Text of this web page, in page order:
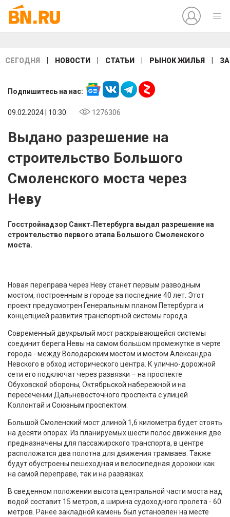
СЕГОДНЯ НОВОСТИ СТАТЬИ РЫНОК ЖИЛЬЯ
Подпишитесь на нас:
09.02.2024 | 10:30 1276306
Выдано разрешение на
строительство Большого
Смоленского моста через
Неву
Госстройнадзор Санкт‑Петербурга выдал разрешение на
строительство первого этапа Большого Смоленского
моста.
Новая переправа через Неву станет первым разводным
мостом, построенным в городе за последние 40 лет. Этот
проект предусмотрен Генеральным планом Петербурга и
концепцией развития транспортной системы города.
Современный двукрылый мост раскрывающейся системы
соединит берега Невы на самом большом промежутке в черте
города - между Володарским мостом и мостом Александра
Невского в обход исторического центра. К улично-дорожной
сети его подключат через развязки – на проспекте
Обуховской обороны, Октябрьской набережной и на
пересечении Дальневосточного проспекта с улицей
Коллонтай и Союзным проспектом.
Большой Смоленский мост длиной 1,6 километра будет стоять
на десяти опорах. Из планируемых шести полос движения две
предназначены для пассажирского транспорта, в центре
расположатся два полотна для движения трамваев. Также
будут обустроены пешеходная и велосипедная дорожки как
на самой переправе, так и на развязках.
В сведенном положении высота центральной части моста над
водой составит 15 метров, а ширина судоходного пролета - 60
метров. Ранее закладной камень был установлен на месте